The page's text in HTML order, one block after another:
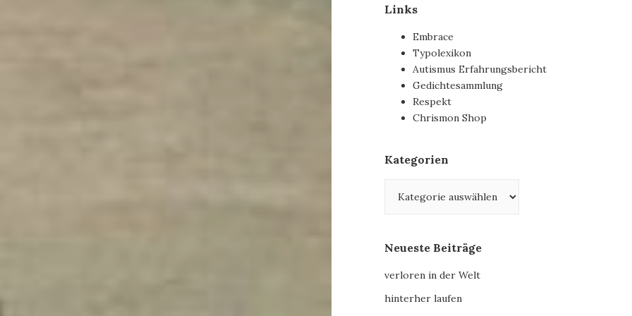
Links
Embrace
Typolexikon
Autismus Erfahrungsbericht
Gedichtesammlung
Respekt
Chrismon Shop
Kategorien
Neueste Beiträge
verloren in der Welt
hinterher laufen